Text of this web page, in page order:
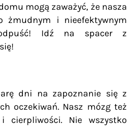
mogą zaważyć, że nasza
żmudnym i nieefektywnym
Idź na spacer z
dni na zapoznanie się z
oczekiwań. Nasz mózg też
cierpliwości. Nie wszystko